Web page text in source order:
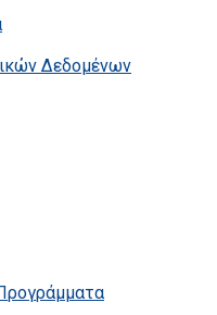
Δεδομένων